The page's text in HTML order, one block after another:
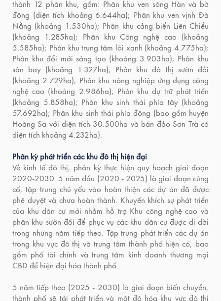
thành 12 phân khu, gồm: Phân khu ven sông Hàn và bờ
đông (diện tích khoảng 6.644ha); Phân khu ven vịnh Đà
Nẵng (khoảng 1.530ha); Phân khu cảng biển Liên Chiểu
(khoảng 1.285ha); Phân khu Công nghệ cao (khoảng
5.585ha); Phân khu trung tâm lõi xanh (khoảng 4.775ha);
Phân khu đổi mới sáng tạo (khoảng 3.903ha); Phân khu
sân bay (khoảng 1.327ha); Phân khu đô thị sườn đồi
(khoảng 2.729ha); Phân khu nông nghiệp ứng dụng công
nghệ cao (khoảng 2.986ha); Phân khu dự trữ phát triển
(khoảng 5.858ha); Phân khu sinh thái phía tây (khoảng
57.692ha); Phân khu sinh thái phía đông (bao gồm huyện
Hoàng Sa với diện tích 30.500ha và bán đảo Sơn Trà có
diện tích khoảng 4.232ha).
Phân kỳ phát triển các khu đô thị hiện đại
Về kinh tế đô thị, phân kỳ thực hiện quy hoạch giai đoạn
2020-2030: 5 năm đầu (2020 - 2025) là giai đoạn củng
cố, tập trung chủ yếu vào hoàn thiện các dự án đã được
phê duyệt và chưa hoàn thành. Khuyến khích sự phát triển
của khu dân cư mới nhằm hỗ trợ Khu công nghệ cao và
phân khu sườn đồi để phục vụ các khu dân cư được di dời
trong những năm tiếp theo. Tập trung phát triển các dự án
trong khu vực đô thị và trung tâm thành phố hiện có, bao
gồm phố tài chính và trung tâm kinh doanh thương mại
CBD để hiện đại hóa thành phố.
5 năm tiếp theo (2025 - 2030) là giai đoạn biến chuyển,
thành phố sẽ tái phát triển và mật độ hóa khu vực đô thị